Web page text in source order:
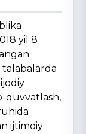
yil 8
talabalarda
quvvatlash,
ijtimoiy